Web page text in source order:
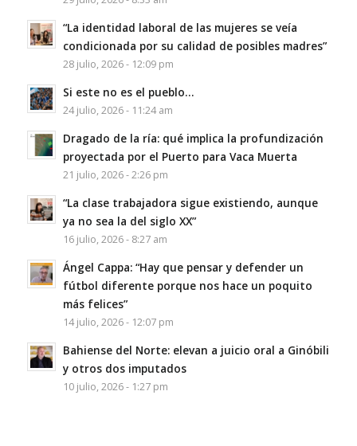
“La identidad laboral de las mujeres se veía
condicionada por su calidad de posibles madres”
28 julio, 2026 - 12:09 pm
Si este no es el pueblo…
24 julio, 2026 - 11:24 am
Dragado de la ría: qué implica la profundización
proyectada por el Puerto para Vaca Muerta
21 julio, 2026 - 2:26 pm
“La clase trabajadora sigue existiendo, aunque
ya no sea la del siglo XX”
16 julio, 2026 - 8:27 am
Ángel Cappa: “Hay que pensar y defender un
fútbol diferente porque nos hace un poquito
más felices”
14 julio, 2026 - 12:07 pm
Bahiense del Norte: elevan a juicio oral a Ginóbili
y otros dos imputados
10 julio, 2026 - 1:27 pm